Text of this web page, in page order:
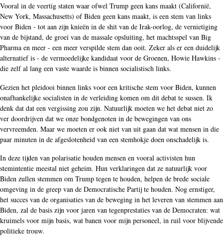
Vooral in de veertig staten waar ofwel Trump geen kans maakt (Californië,
New York, Massachusetts) of Biden geen kans maakt, is een stem van links
voor Biden - tot aan zijn knieën in de shit van de Irak-oorlog, de vernietiging
van de bijstand, de groei van de massale opsluiting, het machtsspel van Big
Pharma en meer - een meer verspilde stem dan ooit. Zeker als er een duidelijk
alternatief is - de vermoedelijke kandidaat voor de Groenen, Howie Hawkins -
die zelf al lang een vaste waarde is binnen socialistisch links.
Gezien het pleidooi binnen links voor een kritische stem voor Biden, kunnen
onafhankelijke socialisten in de verleiding komen om dit debat te sussen. Ik
denk dat dat een vergissing zou zijn. Natuurlijk moeten we het debat niet zo
ver doordrijven dat we onze bondgenoten in de bewegingen van ons
vervreemden. Maar we moeten er ook niet van uit gaan dat wat mensen in die
paar minuten in de afgeslotenheid van een stemhokje doen onschadelijk is.
In deze tijden van polarisatie houden mensen en vooral activisten hun
stemintentie meestal niet geheim. Hun verklaringen dat ze natuurlijk voor
Biden zullen stemmen om Trump tegen te houden, helpen de brede sociale
omgeving in de greep van de Democratische Partij te houden. Nog ernstiger,
het succes van de organisaties van de beweging in het leveren van stemmen aan
Biden, zal de basis zijn voor jaren van tegenprestaties van de Democraten: wat
kruimels voor mijn basis, wat banen voor mijn personeel, in ruil voor blijvende
politieke trouw.